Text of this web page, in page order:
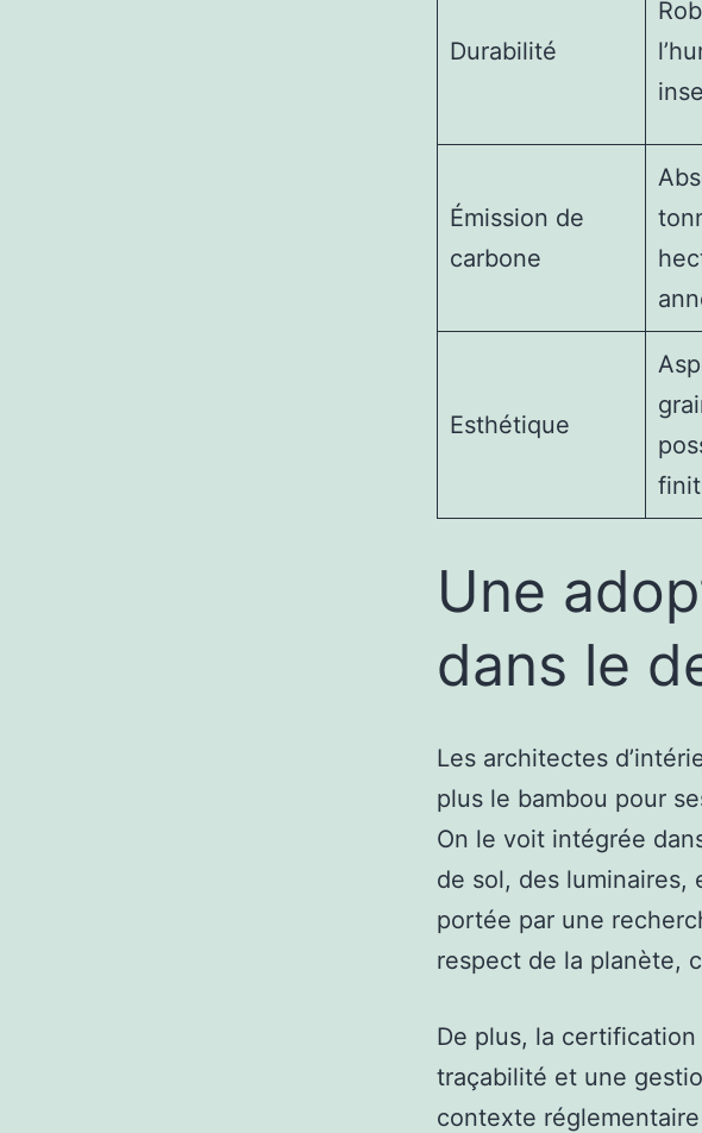
Durabilité
Émission de
carbone
Esthétique
Une
dans le
Les architectes
plus le bambou pour
On le voit intégrée
de sol, des luminaires,
portée par une
respect de la planète,
De plus, la
traçabilité et une
contexte